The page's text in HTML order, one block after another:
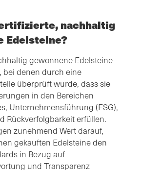
nachhaltig
Edelsteine?
gewonnene Edelsteine
bei denen durch eine
überprüft wurde, dass sie
in den Bereichen
Unternehmensführung (ESG),
Rückverfolgbarkeit erfüllen.
zunehmend Wert darauf,
gekauften Edelsteine den
in Bezug auf
und Transparenz